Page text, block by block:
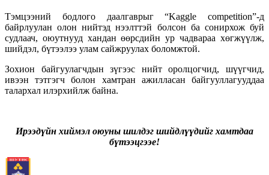
Тэмцээний бодлого даалгаврыг “Kaggle competition”-д
байрлуулан олон нийтэд нээлттэй болсон ба сонирхож буй
судлаач, оюутнууд хандан өөрсдийн ур чадвараа хөгжүүлж,
шийдэл, бүтээлээ улам сайжруулах боломжтой.
Зохион байгуулагчдын зүгээс нийт оролцогчид, шүүгчид,
ивээн тэтгэгч болон хамтран ажилласан байгууллагууддаа
талархал илэрхийлж байна.
Ирээдүйн хиймэл оюуны шилдэг шийдлүүдийг хамтдаа
бүтээцгээе!